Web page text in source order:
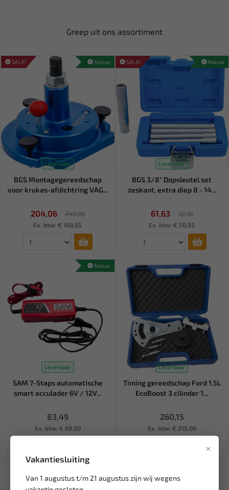
×
Vakantiesluiting
Van 1 augustus t/m 21 augustus zijn wij wegens
Greep uit ons assortiment
Nieuw
SALE!
Leverbaar
BGS Montagegereedschap
voor krukas-afdichtring VAG...
204,06
240,08
Ex. btw: € 168,65
Nieuw
SALE!
Leverbaar
BGS 3/8" Dopsleutel set
zeskant, extra diep 8 - 14...
61,63
72,50
Ex. btw: € 50,93
Nieuw
Leverbaar
SAM 7-Staps automatische
smart acculader 6V / 12V...
83,49
Ex. btw: € 69,00
Leverbaar
Timing gereedschap Ford 1.5L
EcoBoost 3 cilinder 1...
260,15
Ex. btw: € 215,00